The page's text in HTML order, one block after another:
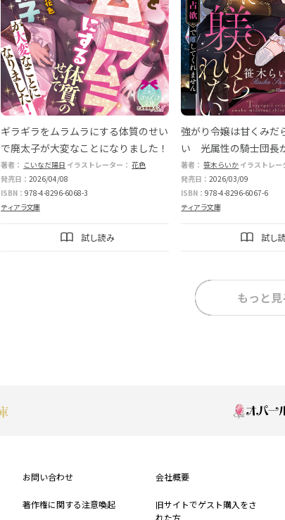
ギラギラをムラムラにする体質のせい
で廃太子が大変なことになりました！
著者： こいなだ陽日 イラストレーター：花色
発売日：2026/04/08
ISBN：978-4-8296-6068-3
ティアラ文庫
試し読み
強がり令嬢は甘くみだ
い 光属性の騎士団長
で離してくれません
著者：笹木らいか イラストレ
発売日：2026/03/09
ISBN：978-4-8296-6067-6
ティアラ文庫
試し
もっと見
お問い合わせ 会社概要
著作権に関する注意喚起
旧サイトでゲスト購入をさ
れた方